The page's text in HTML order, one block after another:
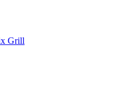
Grill